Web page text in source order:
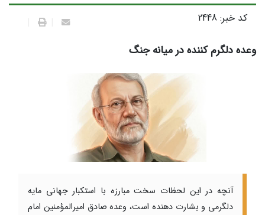
کد خبر: 2448
وعده دلگرم کننده در میانه جنگ
آنچه در این لحظات سخت مبارزه با استکبار جهانی مایه
دلگرمی و بشارت دهنده است، وعده صادق امیرالمؤمنین امام